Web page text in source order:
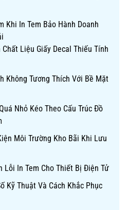
Khi In Tem Bảo Hành Doanh
Liệu Giấy Decal Thiếu Tính
Không Tương Thích Với Bề Mặt
Nhỏ Kéo Theo Cấu Trúc Đồ
Môi Trường Kho Bãi Khi Lưu
Lỗi In Tem Cho Thiết Bị Điện Tử
Kỹ Thuật Và Cách Khắc Phục